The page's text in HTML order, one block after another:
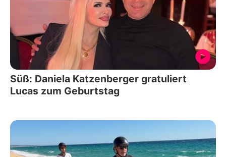
Süß: Daniela Katzenberger gratuliert
Lucas zum Geburtstag